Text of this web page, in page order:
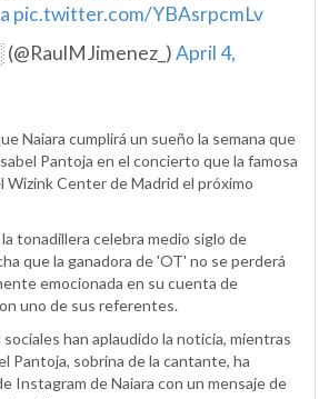
pic.twitter.com/YBAsrpcmLv
April 4,
Naiara cumplirá un sueño la semana que
Pantoja en el concierto que la famosa
Center de Madrid el próximo
tonadillera celebra medio siglo de
que la ganadora de 'OT' no se perderá
emocionada en su cuenta de
uno de sus referentes.
han aplaudido la noticia, mientras
Pantoja, sobrina de la cantante, ha
Instagram de Naiara con un mensaje de